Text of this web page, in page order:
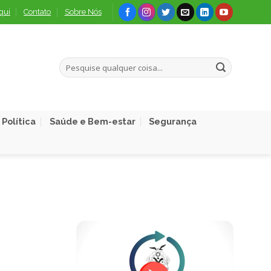
Contato Sobre Nós
Política Saúde e Bem-estar Segurança